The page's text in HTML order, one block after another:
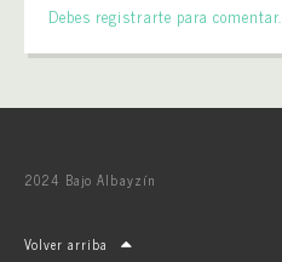
Debes registrarte para comentar.
2024 Bajo Albayzín
Volver arriba